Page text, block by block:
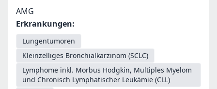
AMG
Erkrankungen:
Lungentumoren
Kleinzelliges Bronchialkarzinom (SCLC)
Lymphome inkl. Morbus Hodgkin, Multiples Myelom
und Chronisch Lymphatischer Leukämie (CLL)